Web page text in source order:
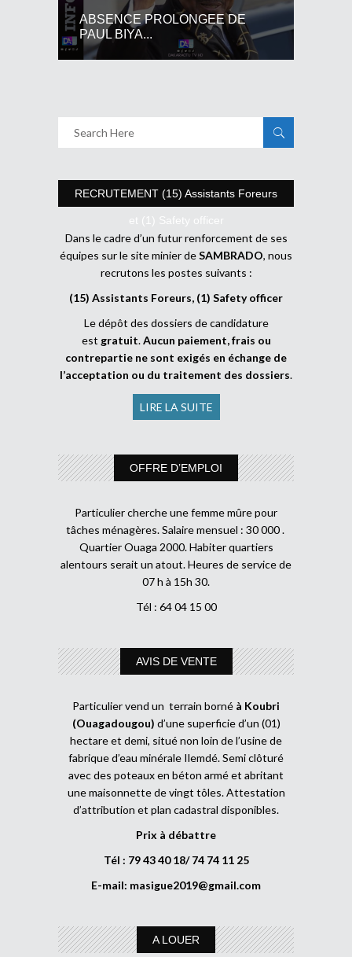
ABSENCE PROLONGEE DE
PAUL BIYA...
RECRUTEMENT (15) Assistants Foreurs
et (1) Safety officer
Dans le cadre d’un futur renforcement de ses
équipes sur le site minier deSAMBRADO, nous
recrutons les postes suivants :
(15) Assistants Foreurs, (1) Safety officer
Le dépôt des dossiers de candidature
est gratuit.Aucun paiement, frais ou
contrepartie ne sont exigés en échange de
l’acceptation ou du traitement des dossiers.
LIRE LA SUITE
OFFRE D’EMPLOI
Particulier cherche une femme mûre pour
tâches ménagères. Salaire mensuel : 30 000 .
Quartier Ouaga 2000. Habiter quartiers
alentours serait un atout. Heures de service de
07 h à 15h 30.
Tél : 64 04 15 00
AVIS DE VENTE
Particulier vend un terrain borné à Koubri
(Ouagadougou) d’une superficie d’un (01)
hectare et demi, situé non loin de l’usine de
fabrique d’eau minérale Ilemdé. Semi clôturé
avec des poteaux en béton armé et abritant
une maisonnette de vingt tôles. Attestation
d’attribution et plan cadastral disponibles.
Prix à débattre
Tél : 79 43 40 18/ 74 74 11 25
E-mail: masigue2019@gmail.com
A LOUER